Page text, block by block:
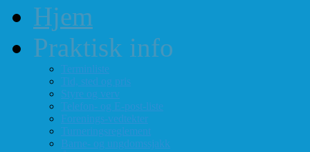
Hjem
Praktisk info
Terminliste
Tid, sted og pris
Styre og verv
Telefon- og E-post-liste
Forenings-vedtekter
Turneringsreglement
Barne- og ungdomssjakk